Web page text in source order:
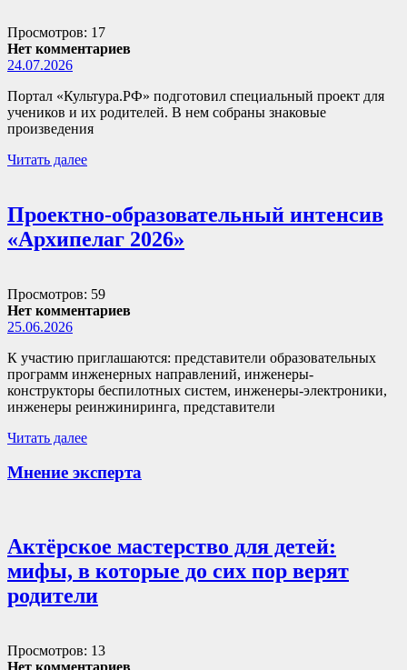
Просмотров: 17
Нет комментариев
24.07.2026
Портал «Культура.РФ» подготовил специальный проект для
учеников и их родителей. В нем собраны знаковые
произведения
Читать далее
Проектно-образовательный интенсив
«Архипелаг 2026»
Просмотров: 59
Нет комментариев
25.06.2026
К участию приглашаются: представители образовательных
программ инженерных направлений, инженеры-
конструкторы беспилотных систем, инженеры-электроники,
инженеры реинжиниринга, представители
Читать далее
Мнение эксперта
Актёрское мастерство для детей:
мифы, в которые до сих пор верят
родители
Просмотров: 13
Нет комментариев